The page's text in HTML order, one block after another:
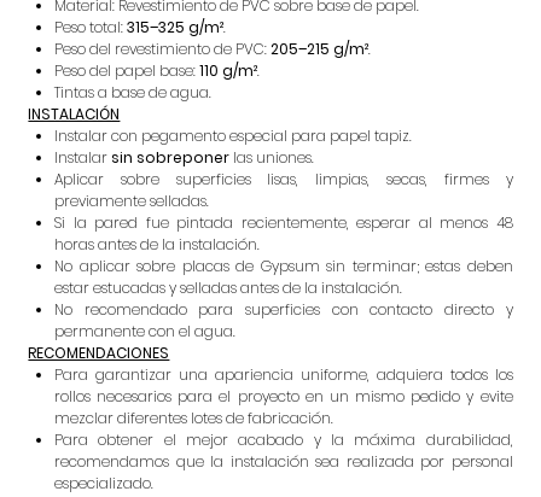
Material: Revestimiento de PVC sobre base de papel.
Peso total:315–325 g/m².
Peso del revestimiento de PVC:205–215 g/m².
Peso del papel base:110 g/m².
Tintas a base de agua.
INSTALACIÓN
Instalar con pegamento especial para papel tapiz.
Instalar sin sobreponer las uniones.
Aplicar sobre superficies lisas, limpias, secas, firmes y
previamente selladas.
Si la pared fue pintada recientemente, esperar al menos 48
horas antes de la instalación.
No aplicar sobre placas de Gypsum sin terminar; estas deben
estar estucadas y selladas antes de la instalación.
No recomendado para superficies con contacto directo y
permanente con el agua.
RECOMENDACIONES
Para garantizar una apariencia uniforme, adquiera todos los
rollos necesarios para el proyecto en un mismo pedido y evite
mezclar diferentes lotes de fabricación.
Para obtener el mejor acabado y la máxima durabilidad,
recomendamos que la instalación sea realizada por personal
especializado.